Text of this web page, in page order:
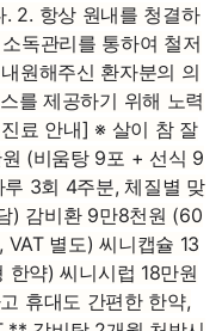
2. 항상 원내를 청결하
독관리를 통하여 철저
원해주신 환자분의 의
를 제공하기 위해 노력
료 안내] ※ 살이 참 잘
(비움탕 9포 + 선식 9
3회 4주분, 체질별 맞
) 감비환 9만8천원 (60
별도) 씨니캡슐 13
약) 씨니시럽 18만원
휴대도 간편한 한약,